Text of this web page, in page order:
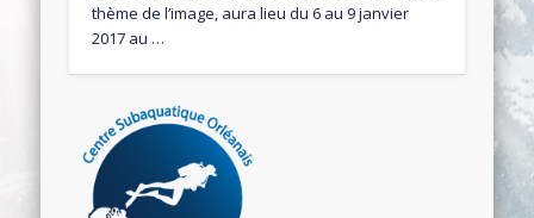
thème de l’image, aura lieu du 6 au 9 janvier
2017 au …